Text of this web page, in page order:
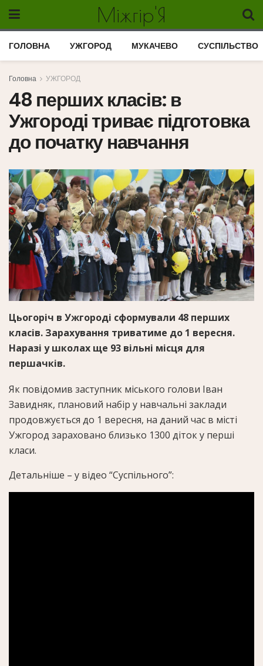
Міжгір'Я
ГОЛОВНА УЖГОРОД МУКАЧЕВО СУСПІЛЬСТВО
Головна УЖГОРОД
48 перших класів: в
Ужгороді триває підготовка
до початку навчання
Цьогоріч в Ужгороді сформували 48 перших
класів. Зарахування триватиме до 1 вересня.
Наразі у школах ще 93 вільні місця для
першачків.
Як повідомив заступник міського голови Іван
Завидняк, плановий набір у навчальні заклади
продовжується до 1 вересня, на даний час в місті
Ужгород зараховано близько 1300 діток у перші
класи.
Детальніше – у відео “Суспільного”: